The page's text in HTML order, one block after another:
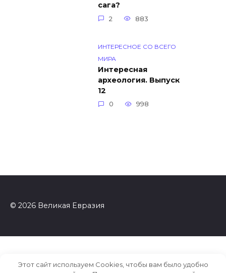
сага?
2 883
ИНТЕРЕСНОЕ СО ВСЕГО
МИРА
Интересная
археология. Выпуск
12
0 998
© 2026 Великая Евразия
Этот сайт используем Cookies, чтобы вам было удобно